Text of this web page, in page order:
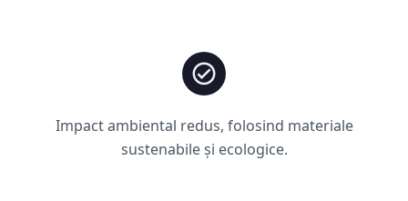
Impact ambiental redus, folosind materiale
sustenabile și ecologice.